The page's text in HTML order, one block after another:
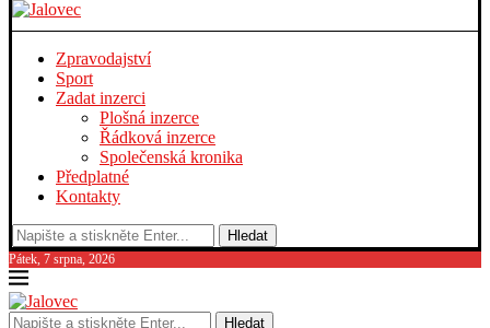
Zpravodajství
Sport
Zadat inzerci
Plošná inzerce
Řádková inzerce
Společenská kronika
Předplatné
Kontakty
Hledat
Pátek, 7 srpna, 2026
Hledat